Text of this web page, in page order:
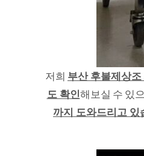
저희 부산 후불제상
도 확인해보실 수 있
까지 도와드리고